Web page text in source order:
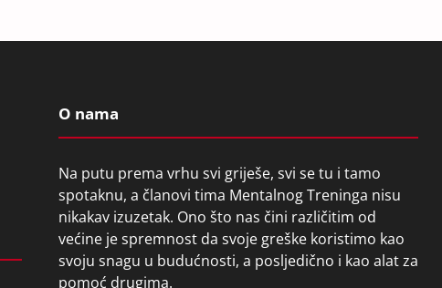
O nama
Na putu prema vrhu svi griješe, svi se tu i tamo
spotaknu, a članovi tima Mentalnog Treninga nisu
nikakav izuzetak. Ono što nas čini različitim od
većine je spremnost da svoje greške koristimo kao
svoju snagu u budućnosti, a posljedično i kao alat za
pomoć drugima.